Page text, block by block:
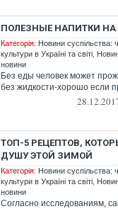
ПОЛЕЗНЫЕ НАПИТКИ
Категорія: Новини суспільства:
культури в Україні та світі
новини
Без еды человек может
без жидкости-хорошо если
ТОП-5 РЕЦЕПТОВ,
ДУШУ ЭТОЙ ЗИМОЙ
Категорія: Новини суспільства:
культури в Україні та світі
новини
Согласно исследованиям,